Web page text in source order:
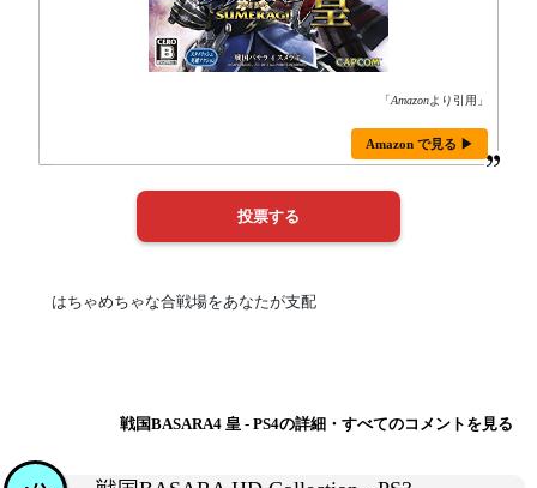
「Amazonより引用」
Amazon で見る ▶
はちゃめちゃな合戦場をあなたが支配
戦国BASARA4 皇 - PS4の詳細・すべてのコメントを見る